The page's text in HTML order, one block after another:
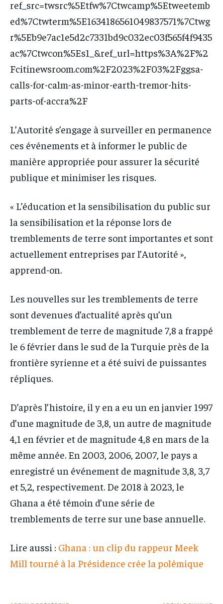
ref_src=twsrc%5Etfw%7Ctwcamp%5Etweetemb
ed%7Ctwterm%5E1634186561049837571%7Ctwg
r%5Eb9e7ac1e5d2c7331bd9c032ec03f565f4f9435
ac%7Ctwcon%5Es1_&ref_url=https%3A%2F%2
Fcitinewsroom.com%2F2023%2F03%2Fggsa-
calls-for-calm-as-minor-earth-tremor-hits-
parts-of-accra%2F
L’Autorité s’engage à surveiller en permanence
ces événements et à informer le public de
manière appropriée pour assurer la sécurité
publique et minimiser les risques.
« L’éducation et la sensibilisation du public sur
la sensibilisation et la réponse lors de
tremblements de terre sont importantes et sont
actuellement entreprises par l’Autorité »,
apprend-on.
Les nouvelles sur les tremblements de terre
sont devenues d’actualité après qu’un
tremblement de terre de magnitude 7,8 a frappé
le 6 février dans le sud de la Turquie près de la
frontière syrienne et a été suivi de puissantes
répliques.
D’après l’histoire, il y en a eu un en janvier 1997
d’une magnitude de 3,8, un autre de magnitude
4,1 en février et de magnitude 4,8 en mars de la
même année. En 2003, 2006, 2007, le pays a
enregistré un événement de magnitude 3,8, 3,7
et 5,2, respectivement. De 2018 à 2023, le
Ghana a été témoin d’une série de
tremblements de terre sur une base annuelle.
Lire aussi : Ghana : un clip du rappeur Meek
Mill tourné à la Présidence crée la polémique